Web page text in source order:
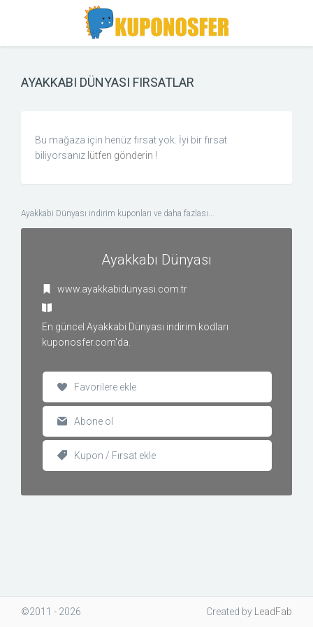
navigation
AYAKKABI DÜNYASI FIRSATLAR
Bu mağaza için henüz fırsat yok. İyi bir fırsat
biliyorsanız lütfen gönderin !
Ayakkabi Dünyası indirim kuponları ve daha fazlası...
Ayakkabı Dünyası
www.ayakkabidunyasi.com.tr
En güncel Ayakkabi Dünyası indirim kodları
kuponosfer.com'da.
Favorilere ekle
Abone ol
Kupon / Fırsat ekle
©2011 - 2026 Created by LeadFab